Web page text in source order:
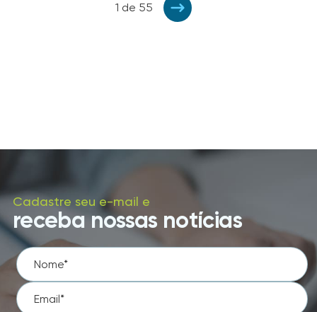
1 de 55
Cadastre seu e-mail e
receba nossas notícias